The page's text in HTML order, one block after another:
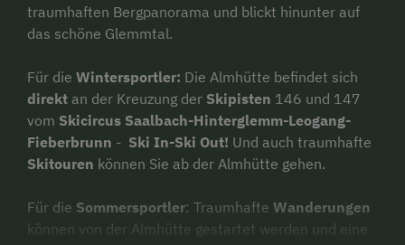
traumhaften Bergpanorama und blickt hinunter auf
das schöne Glemmtal.
Für die Wintersportler: Die Almhütte befindet sich
direkt an der Kreuzung der Skipisten 146 und 147
vom Skicircus Saalbach-Hinterglemm-Leogang-
Fieberbrunn - Ski In-Ski Out! Und auch traumhafte
Skitouren können Sie ab der Almhütte gehen.
Für die Sommersportler: Traumhafte Wanderungen
können von der Almhütte gestartet werden und eine